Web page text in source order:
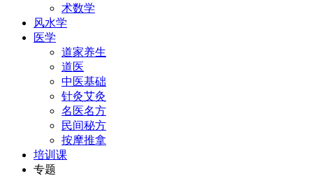
术数学
风水学
医学
道家养生
道医
中医基础
针灸艾灸
名医名方
民间秘方
按摩推拿
培训课
专题